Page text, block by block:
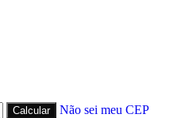
Não sei meu CEP